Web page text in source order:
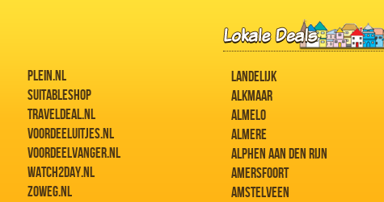
PLEIN.NL
SUITABLESHOP
TRAVELDEAL.NL
VOORDEELUITJES.NL
VOORDEELVANGER.NL
WATCH2DAY.NL
ZOWEG.NL
LANDELIJK
ALKMAAR
ALMELO
ALMERE
ALPHEN AAN DEN RIJN
AMERSFOORT
AMSTELVEEN